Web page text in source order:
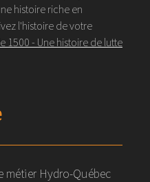
histoire riche en
l'histoire de votre
1500 - Une histoire de lutte
métier Hydro-Québec